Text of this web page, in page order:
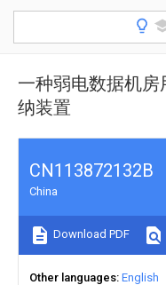
一种弱电数据机
纳装置
CN113872132B
China
Download PDF
Other languages English